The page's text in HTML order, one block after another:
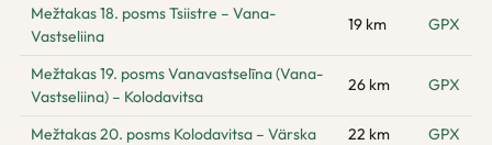
Mežtakas 18. posms Tsiistre – Vana-
Vastseliina
19 km GPX
Mežtakas 19. posms Vanavastselīna (Vana-
Vastseliina) – Kolodavitsa
26 km GPX
Mežtakas 20. posms Kolodavitsa – Värska 22 km
GPX